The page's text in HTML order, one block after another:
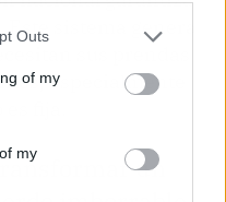
Outs
of my
my
sistema genera
especialmente
fija.
un